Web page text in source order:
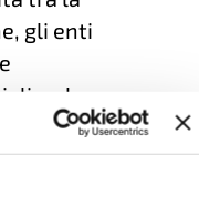
gli enti
e la